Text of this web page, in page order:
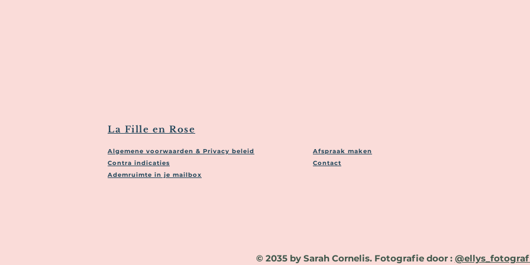
La Fille en Rose
Algemene voorwaarden & Privacy beleid
Contra indicaties
Ademruimte in je mailbox
Afspraak maken
Contact
© 2035 by Sarah Cornelis. Fotografie door :